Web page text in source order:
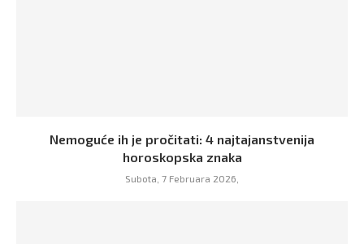
Nemoguće ih je pročitati: 4 najtajanstvenija
horoskopska znaka
Subota, 7 Februara 2026,